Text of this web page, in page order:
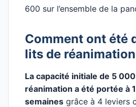
600 sur l’ensemble de la
Comment ont été
lits de
La capacité initiale de 5
réanimation a été portée à
semaines grâce à 4 leviers